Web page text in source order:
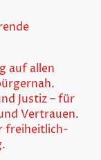
auf allen
Justiz – für
Vertrauen.
freiheitlich-